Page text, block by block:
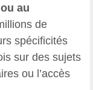
au
de
spécificités
sur des sujets
ou l’accès